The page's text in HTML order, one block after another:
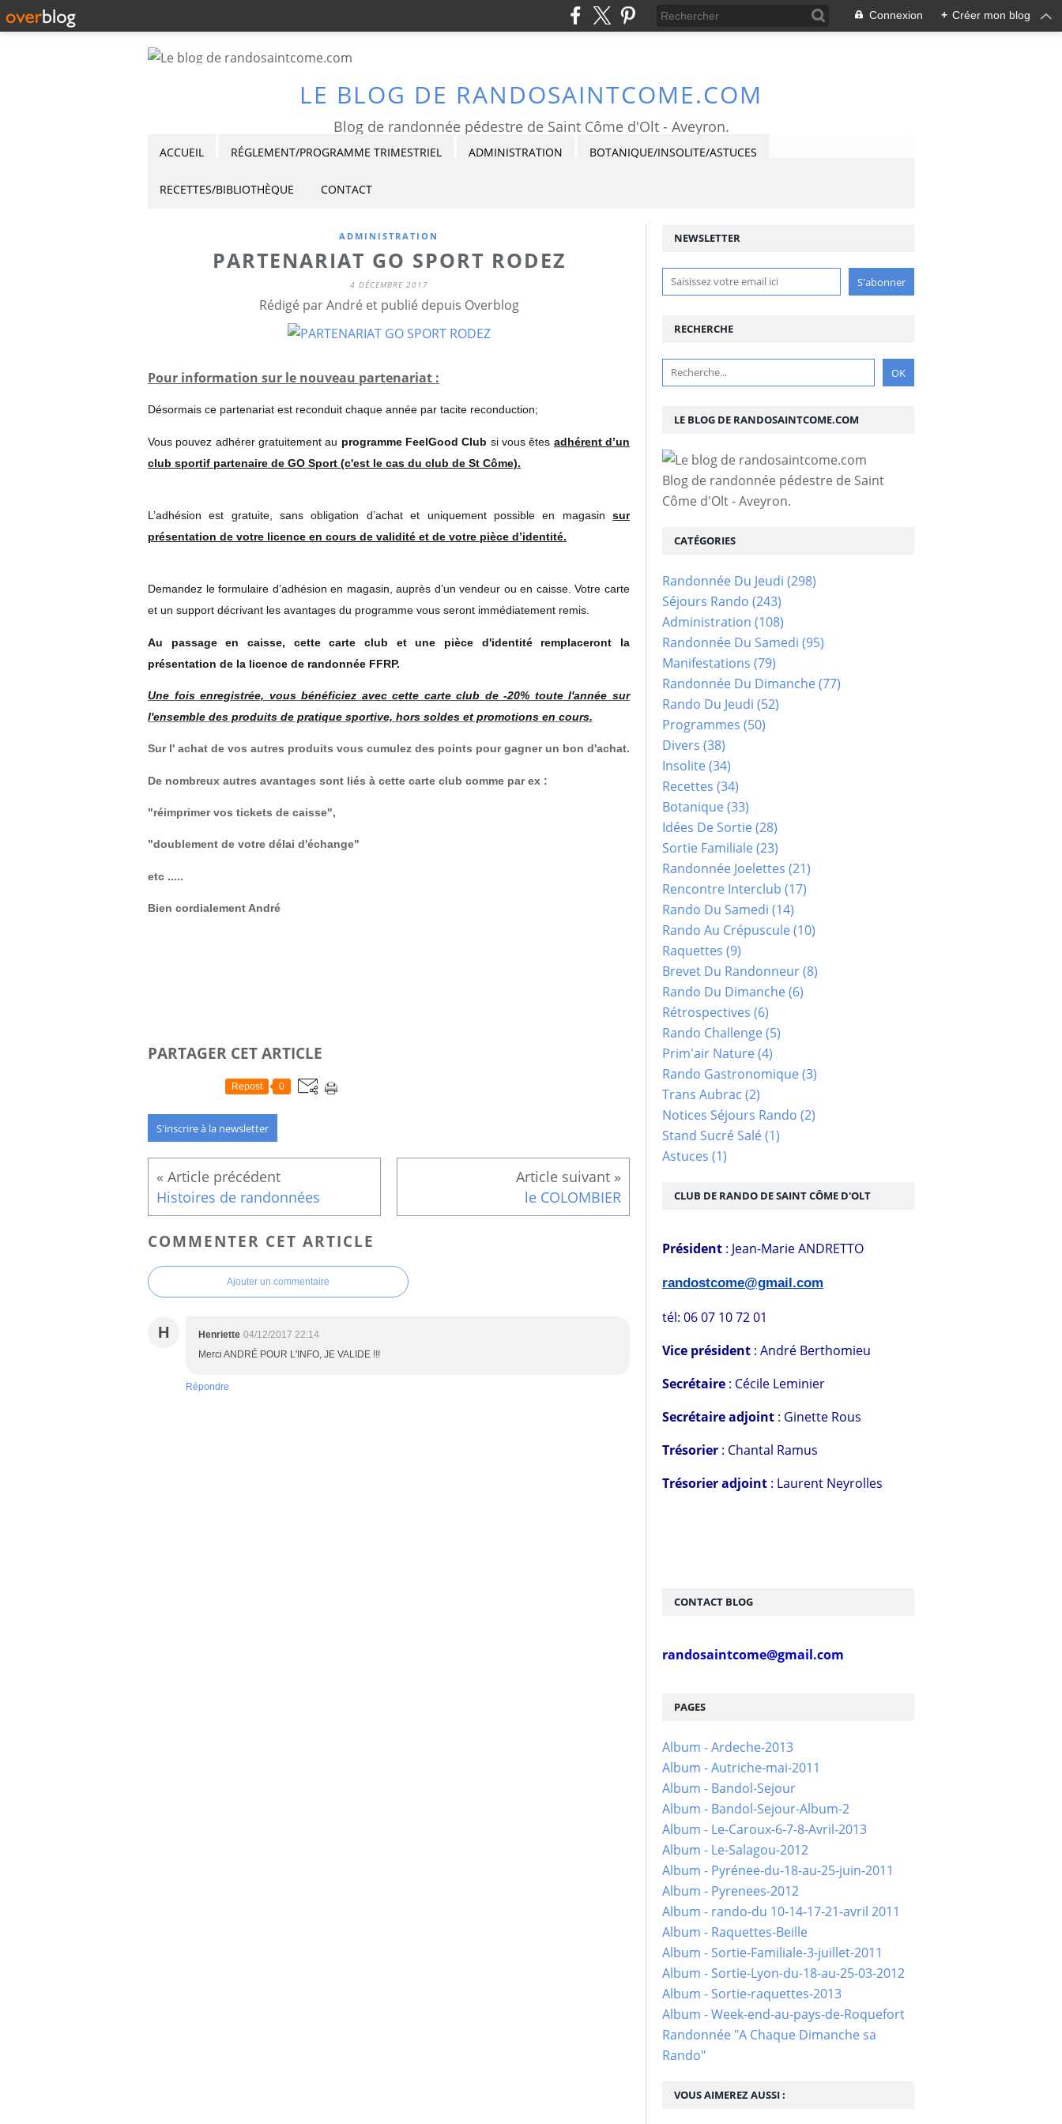
Connexion + Créer mon blog
LE BLOG DE RANDOSAINTCOME.COM
Blog de randonnée pédestre de Saint Côme d'Olt - Aveyron.
ACCUEIL RÉGLEMENT/PROGRAMME TRIMESTRIEL ADMINISTRATION BOTANIQUE/INSOLITE/ASTUCES
RECETTES/BIBLIOTHÈQUE CONTACT
ADMINISTRATION
PARTENARIAT GO SPORT RODEZ
4 DÉCEMBRE 2017
Rédigé par André et publié depuis Overblog
Pour information sur le nouveau partenariat :
Désormais ce partenariat est reconduit chaque année par tacite reconduction;
Vous pouvez adhérer gratuitement au programme FeelGood Club si vous êtes adhérent d’un
club sportif partenaire de GO Sport (c'est le cas du club de St Côme).
L’adhésion est gratuite, sans obligation d’achat et uniquement possible en magasin sur
présentation de votre licence en cours de validité et de votre pièce d’identité.
Demandez le formulaire d’adhésion en magasin, auprès d’un vendeur ou en caisse. Votre carte
et un support décrivant les avantages du programme vous seront immédiatement remis.
Au passage en caisse, cette carte club et une pièce d'identité remplaceront la
présentation de la licence de randonnée FFRP.
Une fois enregistrée, vous bénéficiez avec cette carte club de -20% toute l'année sur
l'ensemble des produits de pratique sportive, hors soldes et promotions en cours.
Sur l' achat de vos autres produits vous cumulez des points pour gagner un bon d'achat.
De nombreux autres avantages sont liés à cette carte club comme par ex :
"réimprimer vos tickets de caisse",
"doublement de votre délai d'échange"
etc .....
Bien cordialement André
PARTAGER CET ARTICLE
Repost 0
S'inscrire à la newsletter
Histoires de randonnées le COLOMBIER
COMMENTER CET ARTICLE
Ajouter un commentaire
H Henriette 04/12/2017 22:14
Merci ANDRÉ POUR L'INFO, JE VALIDE !!!
Répondre
NEWSLETTER
RECHERCHE
LE BLOG DE RANDOSAINTCOME.COM
Blog de randonnée pédestre de Saint
Côme d'Olt - Aveyron.
VOUS AIMEREZ AUSSI :
PAGES
Album - Ardeche-2013
Album - Autriche-mai-2011
Album - Bandol-Sejour
Album - Bandol-Sejour-Album-2
Album - Le-Caroux-6-7-8-Avril-2013
Album - Le-Salagou-2012
Album - Pyrénee-du-18-au-25-juin-2011
Album - Pyrenees-2012
Album - rando-du 10-14-17-21-avril 2011
Album - Raquettes-Beille
Album - Sortie-Familiale-3-juillet-2011
Album - Sortie-Lyon-du-18-au-25-03-2012
Album - Sortie-raquettes-2013
Album - Week-end-au-pays-de-Roquefort
Randonnée "A Chaque Dimanche sa
Rando"
CATÉGORIES
Randonnée Du Jeudi (298)
Séjours Rando (243)
Administration (108)
Randonnée Du Samedi (95)
Manifestations (79)
Randonnée Du Dimanche(77)
Rando Du Jeudi (52)
Programmes (50)
Divers (38)
Insolite(34)
Recettes (34)
Botanique(33)
Idées De Sortie(28)
Sortie Familiale(23)
Randonnée Joelettes (21)
Rencontre Interclub (17)
Rando Du Samedi (14)
Rando Au Crépuscule(10)
Raquettes (9)
Brevet Du Randonneur(8)
Rando Du Dimanche(6)
Rétrospectives (6)
Rando Challenge(5)
Prim'air Nature(4)
Rando Gastronomique(3)
Trans Aubrac (2)
Notices Séjours Rando (2)
Stand Sucré Salé(1)
Astuces (1)
CLUB DE RANDO DE SAINT CÔME D'OLT
Président : Jean-Marie ANDRETTO
randostcome@gmail.com
tél: 06 07 10 72 01
Vice président : André Berthomieu
Secrétaire : Cécile Leminier
Secrétaire adjoint : Ginette Rous
Trésorier : Chantal Ramus
Trésorier adjoint : Laurent Neyrolles
CONTACT BLOG
randosaintcome@gmail.com